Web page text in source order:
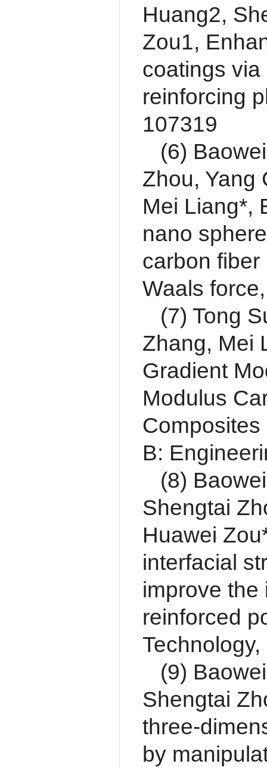
Huang2,
Zou1,
coatings
reinforcing
107319
(6)
Zhou, Yang
Mei Liang*,
nano
carbon
Waals
(7) Tong
Zhang, Mei
Gradient
Modulus
B:
(8)
Shengtai
Huawei
interfacial
improve the
reinforced
(9)
Shengtai
three-
by